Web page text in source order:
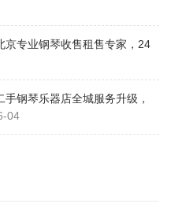
京专业钢琴收售租售专家，24
钢琴乐器店全城服务升级，
04